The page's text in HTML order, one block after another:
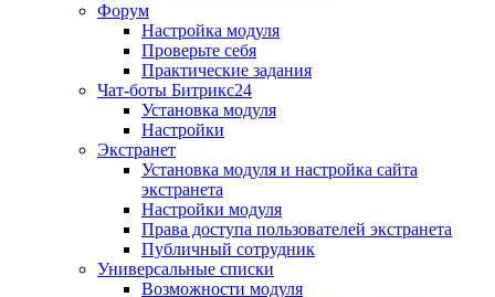
Форум
Настройка модуля
Проверьте себя
Практические задания
Чат-боты Битрикс24
Установка модуля
Настройки
Экстранет
Установка модуля и настройка сайта
экстранета
Настройки модуля
Права доступа пользователей экстранета
Публичный сотрудник
Универсальные списки
Возможности модуля